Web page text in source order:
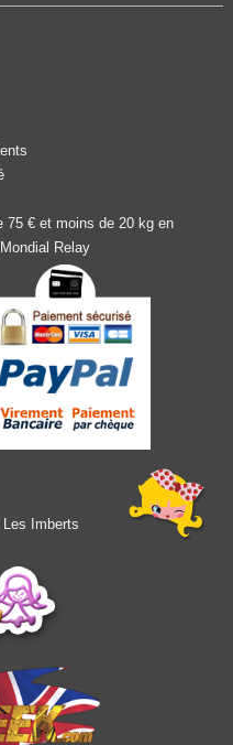
75 € et moins de 20 kg en
Relay
Imberts